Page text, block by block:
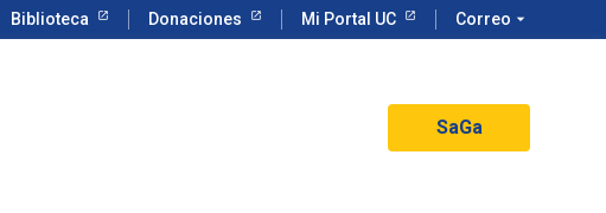
Biblioteca Donaciones Mi Portal UC Correo arrow_drop_down
SaGa